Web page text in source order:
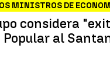
MINISTROS DE
considera
Popular al